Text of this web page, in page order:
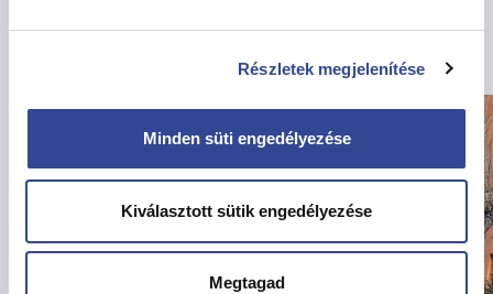
Részletek megjelenítése
Minden süti engedélyezése
Kiválasztott sütik engedélyezése
Megtagad